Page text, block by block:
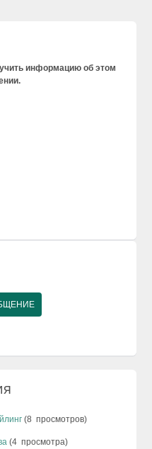
информацию об этом
(8 просмотров)
(4 просмотра)